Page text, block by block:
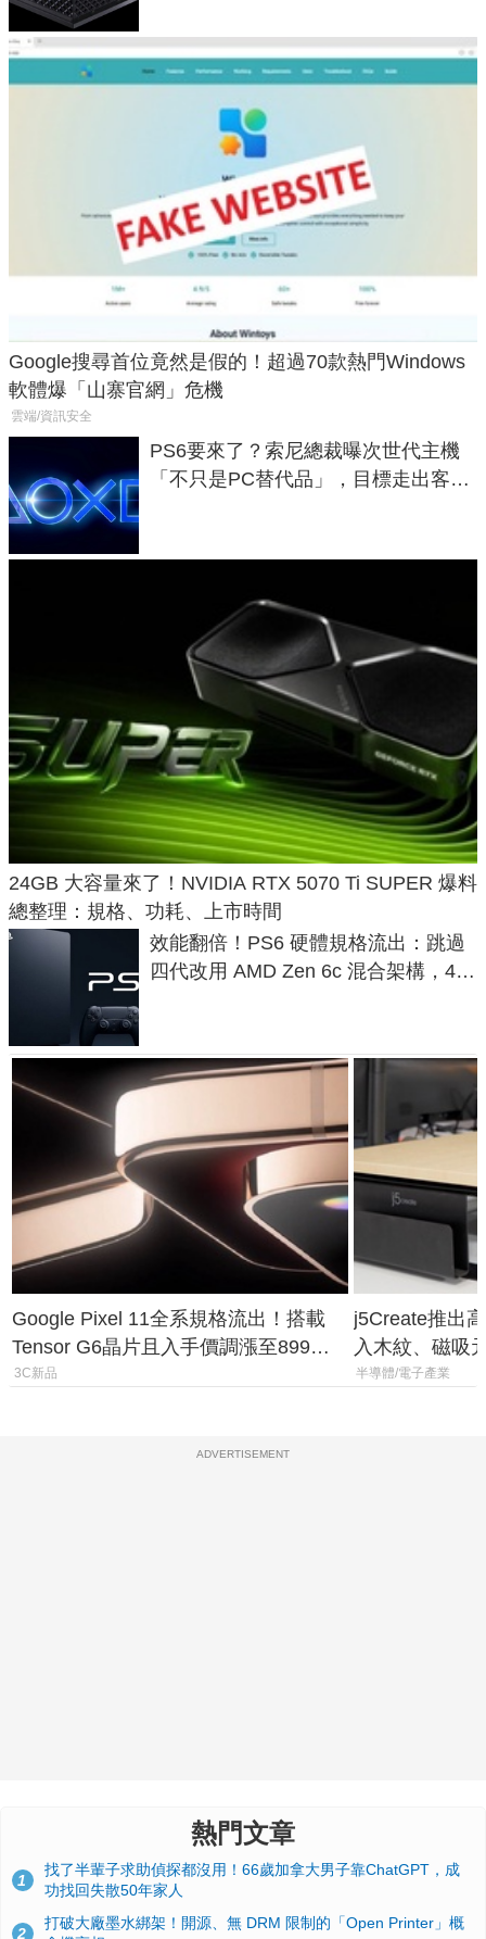
Google搜尋首位竟然是假的！超過70款熱門Windows
軟體爆「山寨官網」危機
雲端/資訊安全
PS6要來了？索尼總裁曝次世代主機
「不只是PC替代品」，目標走出客
24GB 大容量來了！NVIDIA RTX 5070 Ti SUPER 爆料
總整理：規格、功耗、上市時間
效能翻倍！PS6 硬體規格流出：跳過
四代改用 AMD Zen 6c 混合架構，4K
Google Pixel 11全系規格流出！搭載
Tensor G6晶片且入手價調漲至899美
元
3C新品
j5Create推出
入木紋、磁吸
半導體/電子產業
ADVERTISEMENT
熱門文章
1
找了半輩子求助偵探都沒用！66歲加拿大男子靠ChatGPT，成
功找回失散50年家人
2
打破大廠墨水綁架！開源、無 DRM 限制的「Open Printer」概